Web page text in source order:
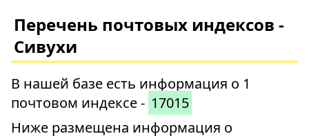
Перечень почтовых индексов -
Сивухи
В нашей базе есть информация о 1
почтовом индексе - 17015
Ниже размещена информация о